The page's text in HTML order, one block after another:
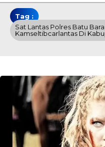
Tag :
Sat Lantas Polres Batu
Kamseltibcarlantas Di